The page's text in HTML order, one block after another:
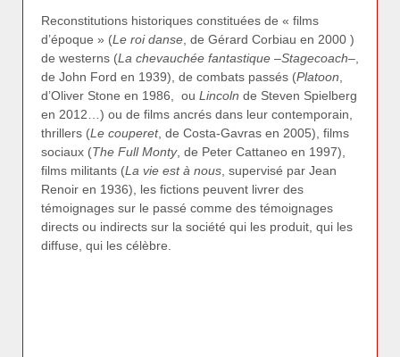
Reconstitutions historiques constituées de « films
d’époque » (Le roi danse , de Gérard Corbiau en 2000 )
de westerns (La chevauchée fantastique –Stagecoach–,
de John Ford en 1939), de combats passés (Platoon
d’Oliver Stone en 1986, ou Lincoln de Steven Spielberg
en 2012…) ou de films ancrés dans leur contemporain,
thrillers (Le couperet, de Costa-Gavras en 2005), films
sociaux (The Full Monty, de Peter Cattaneo en 1997),
films militants (La vie est à nous , supervisé par Jean
Renoir en 1936), les fictions peuvent livrer des
témoignages sur le passé comme des témoignages
directs ou indirects sur la société qui les produit, qui les
diffuse, qui les célèbre.